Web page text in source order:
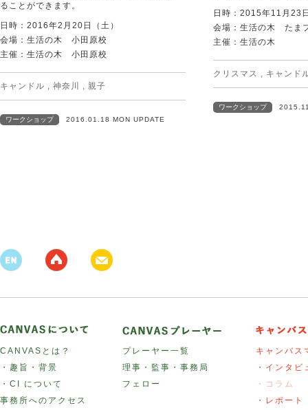
ることができます。
日時：2016年2月20日（土）
会場：生活の木 小田原校
主催：生活の木 小田原校
キャンドル , 神奈川 , 親子
ワークショップ 2016.01.18 MON UPDATE
日時：2015年11月23
会場：生活の木 たま
主催：生活の木
クリスマス , キャンド
ワークショップ
CANVASとは？
・趣旨・背景
・CI について
事務所へのアクセス
プレーヤー一覧
理事・監事・事務局
フェロー
キャンバス
・インタビ
・コラム
・レポート